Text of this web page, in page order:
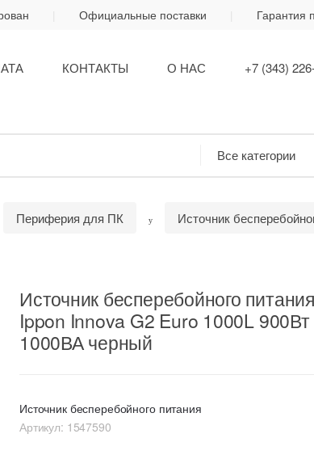
Официальные поставки Гарантия
КОНТАКТЫ О НАС +7 (343)
Периферия для ПК
Источник
Источник бесперебойного питания
Ippon Innova G2 Euro 1000L 900Вт
1000ВА черный
Источник бесперебойного питания
Артикул: 1547590